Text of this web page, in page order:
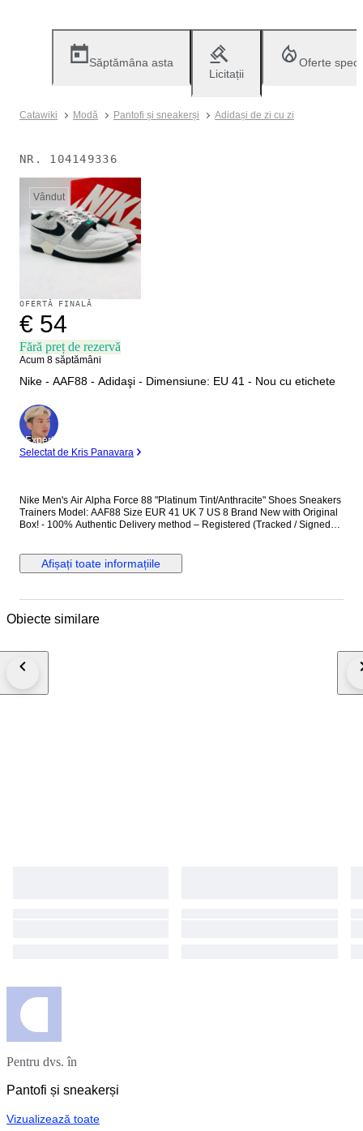
Săptămâna asta
Licitații
Oferte
Catawiki Modă Pantofi și sneakerși Adidași de zi cu zi
NR. 104149336
Vândut
OFERTĂ FINALĂ
€ 54
Fără preț de rezervă
Acum 8 săptămâni
Nike - AAF88 - Adidaşi - Dimensiune: EU 41 - Nou cu etichete
Expert
Selectat de Kris Panavara
Nike Men's Air Alpha Force 88 "Platinum Tint/Anthracite" Shoes Sneakers
Trainers Model: AAF88 Size EUR 41 UK 7 US 8 Brand New with Original
Box! - 100% Authentic Delivery method – Registered (Tracked / Signed
Afișați toate informațiile
Obiecte similare
Pentru dvs. în
Pantofi și sneakerși
Vizualizează toate